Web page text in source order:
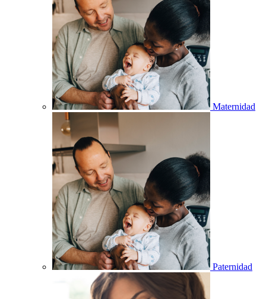
Maternidad
Paternidad